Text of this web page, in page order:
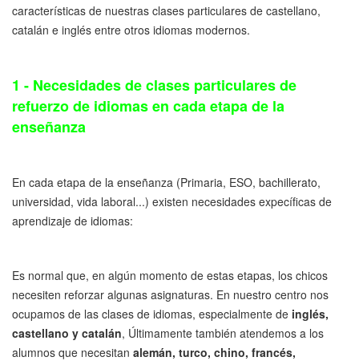
características de nuestras clases particulares de castellano,
catalán e inglés entre otros idiomas modernos.
1 - Necesidades de clases particulares de
refuerzo de idiomas en cada etapa de la
enseñanza
En cada etapa de la enseñanza (Primaria, ESO, bachillerato,
universidad, vida laboral...) existen necesidades expecíficas de
aprendizaje de idiomas:
Es normal que, en algún momento de estas etapas, los chicos
necesiten reforzar algunas asignaturas. En nuestro centro nos
ocupamos de las clases de idiomas, especialmente de inglés,
castellano y catalán, Últimamente también atendemos a los
alumnos que necesitan alemán, turco, chino, francés,